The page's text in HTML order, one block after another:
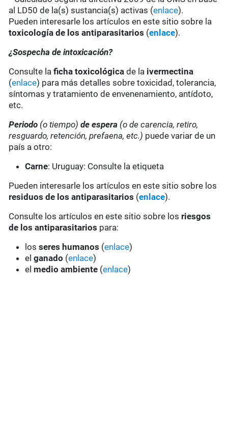
al LD50 de la(s) sustancia(s) activas (enlace).
Pueden interesarle los artículos en este sitio sobre la
toxicología de los antiparasitarios (enlace).
¿Sospecha de intoxicación?
Consulte laficha toxicológica de la ivermectina
(enlace) para más detalles sobre toxicidad, tolerancia,
síntomas y tratamiento de envenenamiento, antídoto,
etc.
Periodo (o tiempo) de espera (o de carencia, retiro,
resguardo, retención, prefaena, etc.) puede variar de un
país a otro:
Carne: Uruguay: Consulte la etiqueta
Pueden interesarle los artículos en este sitio sobre los
residuos de los antiparasitarios (enlace).
Consulte los artículos en este sitio sobre los riesgos
de los antiparasitarios para:
losseres humanos (enlace)
elganado (enlace)
el medio ambiente (enlace)